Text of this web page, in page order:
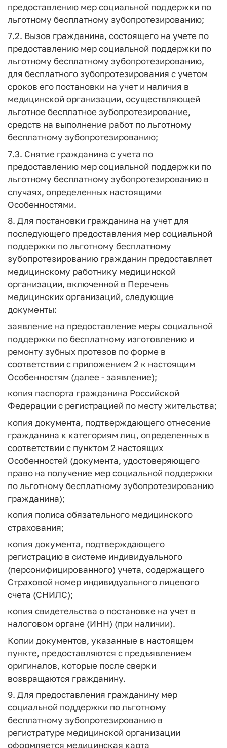
предоставлению мер социальной поддержки по
льготному бесплатному зубопротезированию;
7.2. Вызов гражданина, состоящего на учете по
предоставлению мер социальной поддержки по
льготному бесплатному зубопротезированию,
для бесплатного зубопротезирования с учетом
сроков его постановки на учет и наличия в
медицинской организации, осуществляющей
льготное бесплатное зубопротезирование,
средств на выполнение работ по льготному
бесплатному зубопротезированию;
7.3. Снятие гражданина с учета по
предоставлению мер социальной поддержки по
льготному бесплатному зубопротезированию в
случаях, определенных настоящими
Особенностями.
8. Для постановки гражданина на учет для
последующего предоставления мер социальной
поддержки по льготному бесплатному
зубопротезированию гражданин предоставляет
медицинскому работнику медицинской
организации, включенной в Перечень
медицинских организаций, следующие
документы:
заявление на предоставление меры социальной
поддержки по бесплатному изготовлению и
ремонту зубных протезов по форме в
соответствии с приложением 2 к настоящим
Особенностям (далее - заявление);
копия паспорта гражданина Российской
Федерации с регистрацией по месту жительства;
копия документа, подтверждающего отнесение
гражданина к категориям лиц, определенных в
соответствии с пунктом 2 настоящих
Особенностей (документа, удостоверяющего
право на получение мер социальной поддержки
по льготному бесплатному зубопротезированию
гражданина);
копия полиса обязательного медицинского
страхования;
копия документа, подтверждающего
регистрацию в системе индивидуального
(персонифицированного) учета, содержащего
Страховой номер индивидуального лицевого
счета (СНИЛС);
копия свидетельства о постановке на учет в
налоговом органе (ИНН) (при наличии).
Копии документов, указанные в настоящем
пункте, предоставляются с предъявлением
оригиналов, которые после сверки
возвращаются гражданину.
9. Для предоставления гражданину мер
социальной поддержки по льготному
бесплатному зубопротезированию в
регистратуре медицинской организации
оформляется медицинская карта